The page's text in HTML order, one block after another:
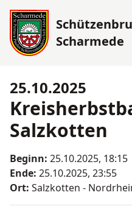
Scharmede
25.10.2025
Salzkotten
Beginn: 25.10.2025, 18:15
Ende: 25.10.2025, 23:55
Ort: Salzkotten -